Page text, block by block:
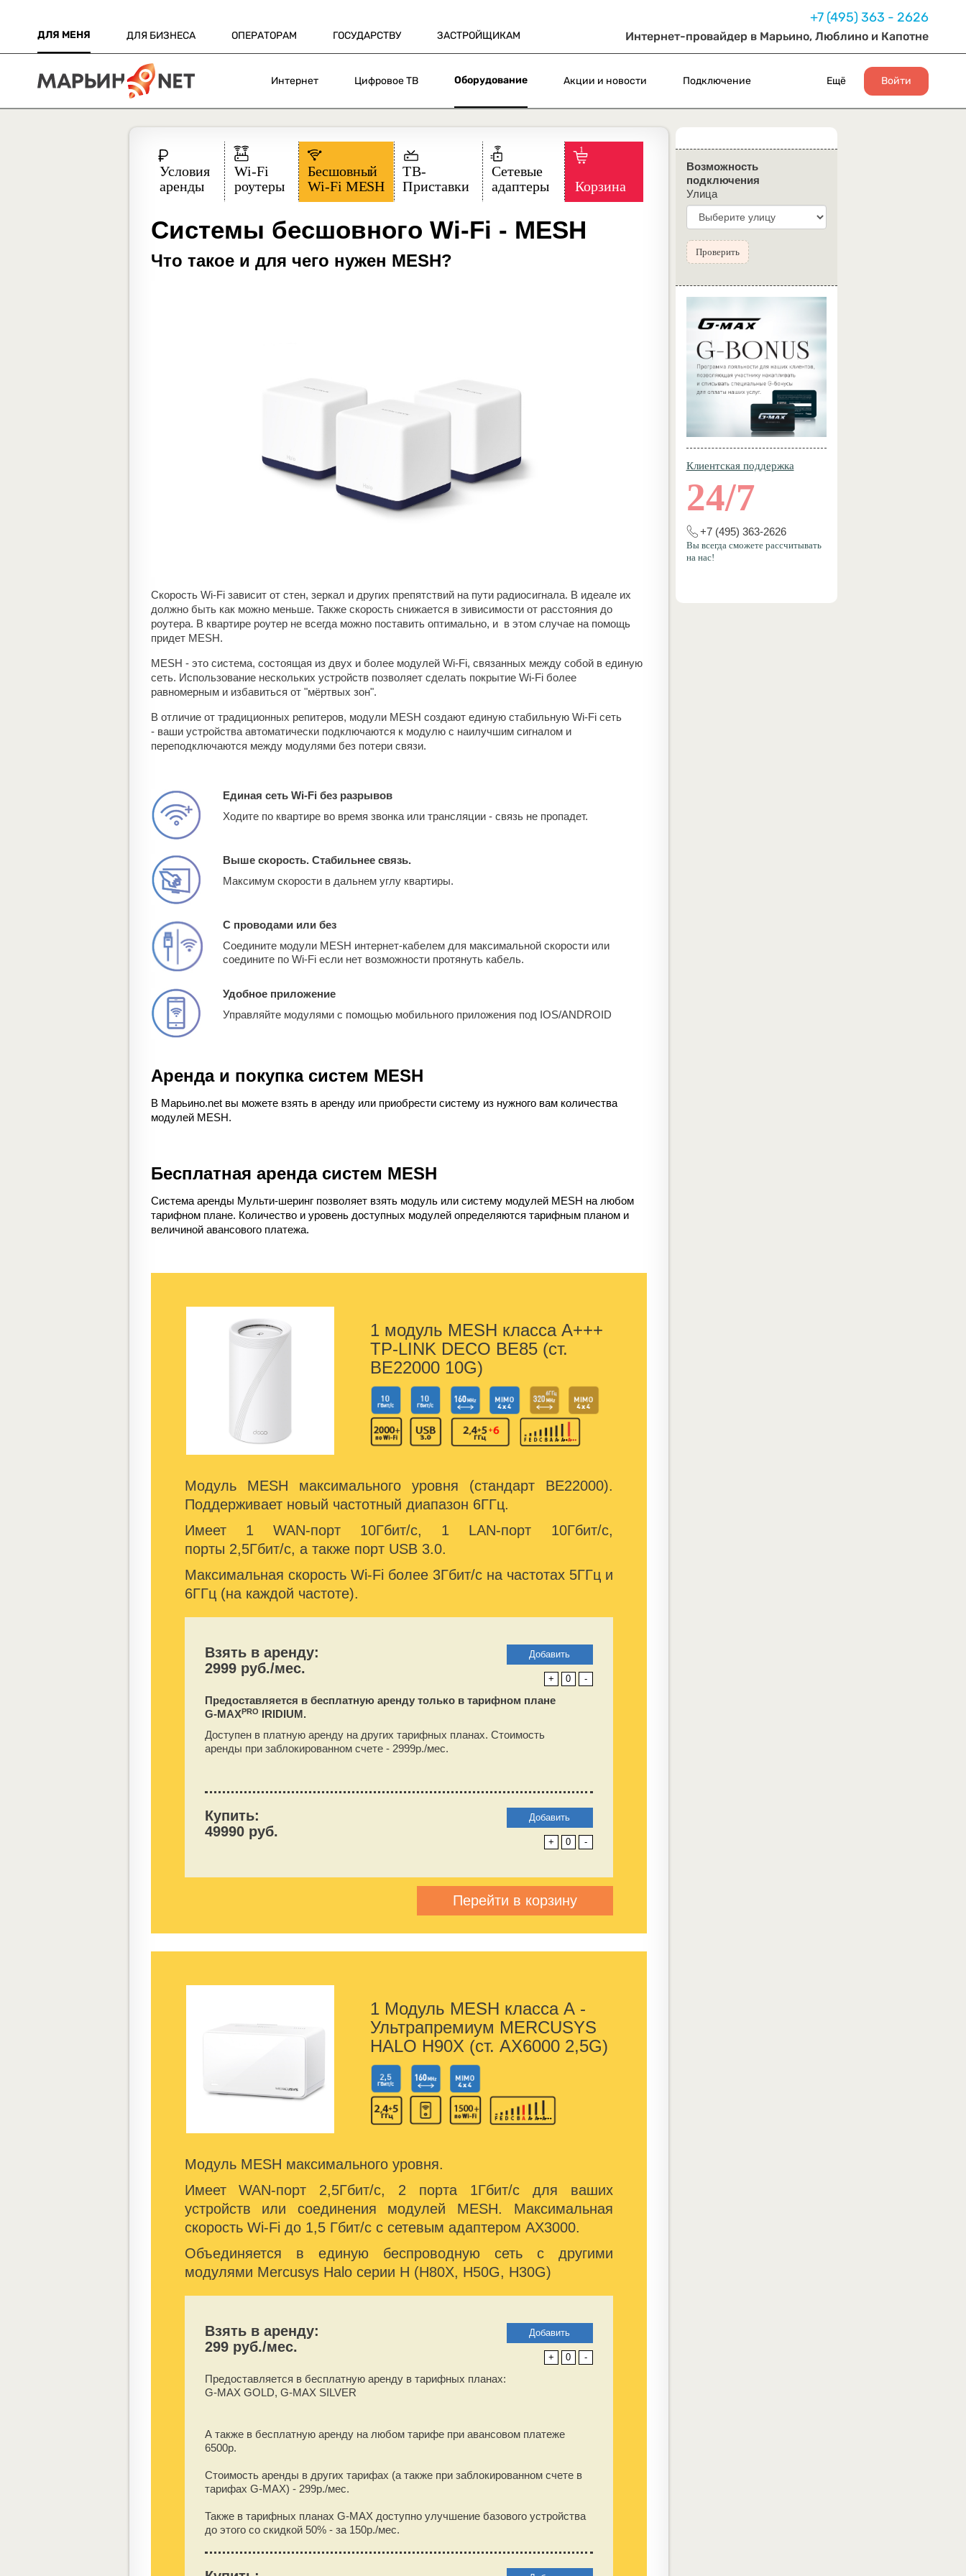
ДЛЯ МЕНЯ ДЛЯ БИЗНЕСА ОПЕРАТОРАМ ГОСУДАРСТВУ ЗАСТРОЙЩИКАМ
+7 (495) 363 - 2626
Интернет-провайдер в Марьино, Люблино и Капотне
Интернет Цифровое ТВ Оборудование Акции и новости Подключение Ещё Войти
Системы бесшовного Wi-Fi - MESH
Что такое и для чего нужен MESH?
Скорость Wi-Fi зависит от стен, зеркал и других препятствий на пути радиосигнала. В идеале их
должно быть как можно меньше. Также скорость снижается в зивисимости от расстояния до
роутера. В квартире роутер не всегда можно поставить оптимально, и в этом случае на помощь
придет MESH.
MESH - это система, состоящая из двух и более модулей Wi-Fi, связанных между собой в единую
сеть. Использование нескольких устройств позволяет сделать покрытие Wi-Fi более
равномерным и избавиться от "мёртвых зон".
В отличие от традиционных репитеров, модули MESH создают единую стабильную Wi-Fi сеть
- ваши устройства автоматически подключаются к модулю с наилучшим сигналом и
переподключаются между модулями без потери связи.
Единая сеть Wi-Fi без разрывов
Ходите по квартире во время звонка или трансляции - связь не пропадет.
Выше скорость. Стабильнее связь.
Максимум скорости в дальнем углу квартиры.
С проводами или без
Соедините модули MESH интернет-кабелем для максимальной скорости или
соедините по Wi-Fi если нет возможности протянуть кабель.
Удобное приложение
Управляйте модулями с помощью мобильного приложения под IOS/ANDROID
Аренда и покупка систем MESH
В Марьино.net вы можете взять в аренду или приобрести систему из нужного вам количества
модулей MESH.
Бесплатная аренда систем MESH
Система аренды Мульти-шеринг позволяет взять модуль или систему модулей MESH на любом
тарифном плане. Количество и уровень доступных модулей определяются тарифным планом и
величиной авансового платежа.
1 модуль MESH класса А+++
TP-LINK DECO BE85 (ст.
BE22000 10G)
Модуль MESH максимального уровня (стандарт BE22000).
Поддерживает новый частотный диапазон 6ГГц.
Имеет 1 WAN-порт 10Гбит/с, 1 LAN-порт 10Гбит/с,
порты 2,5Гбит/с, а также порт USB 3.0.
Максимальная скорость Wi-Fi более 3Гбит/с на частотах 5ГГц и
6ГГц (на каждой частоте).
Добавить
+ 0 -
Взять в аренду:
2999 руб./мес.
Предоставляется в бесплатную аренду только в тарифном плане
G-MAXPRO
IRIDIUM.
Доступен в платную аренду на других тарифных планах. Стоимость
аренды при заблокированном счете - 2999р./мес.
Добавить
+ 0 -
Купить:
49990 руб.
Перейти в корзину
1 Модуль MESH класса А -
Ультрапремиум MERCUSYS
HALO H90X (ст. AX6000 2,5G)
Модуль MESH максимального уровня.
Имеет WAN-порт 2,5Гбит/с, 2 порта 1Гбит/с для ваших
устройств или соединения модулей MESH. Максимальная
скорость Wi-Fi до 1,5 Гбит/с с сетевым адаптером AX3000.
Объединяется в единую беспроводную сеть с другими
модулями Mercusys Halo серии H (H80X, H50G, H30G)
Добавить
+ 0 -
Взять в аренду:
299 руб./мес.
Предоставляется в бесплатную аренду в тарифных планах:
G-MAX GOLD, G-MAX SILVER
А также в бесплатную аренду на любом тарифе при авансовом платеже
6500р.
Стоимость аренды в других тарифах (а также при заблокированном счете в
тарифах G-MAX) - 299р./мес.
Также в тарифных планах G-MAX доступно улучшение базового устройства
до этого со скидкой 50% - за 150р./мес.
Возможность
подключения
Улица
Проверить
Клиентская поддержка
24/7
+7 (495) 363-2626
Вы всегда сможете рассчитывать
на нас!